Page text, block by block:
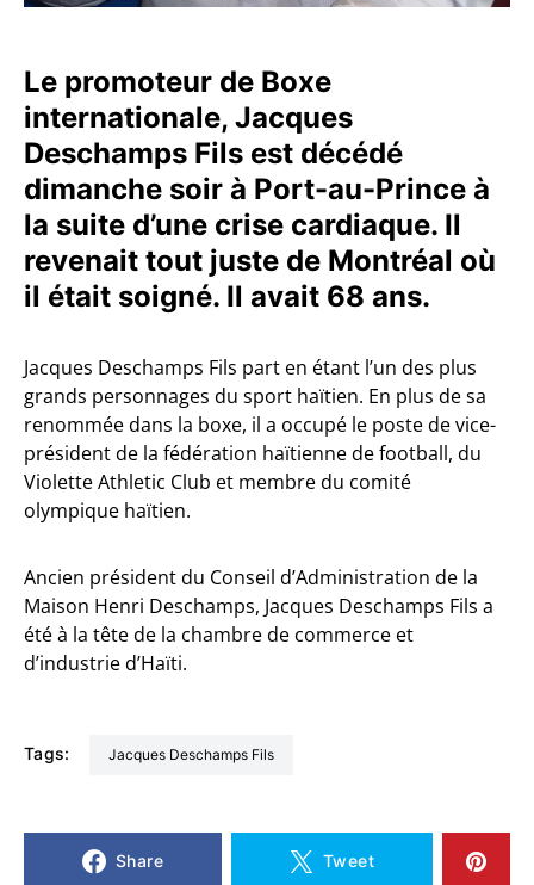
Le promoteur de Boxe
internationale, Jacques
Deschamps Fils est décédé
dimanche soir à Port-au-Prince à
la suite d’une crise cardiaque. Il
revenait tout juste de Montréal où
il était soigné. Il avait 68 ans.
Jacques Deschamps Fils part en étant l’un des plus
grands personnages du sport haïtien. En plus de sa
renommée dans la boxe, il a occupé le poste de vice-
président de la fédération haïtienne de football, du
Violette Athletic Club et membre du comité
olympique haïtien.
Ancien président du Conseil d’Administration de la
Maison Henri Deschamps, Jacques Deschamps Fils a
été à la tête de la chambre de commerce et
d’industrie d’Haïti.
Tags: Jacques Deschamps Fils
Share Tweet